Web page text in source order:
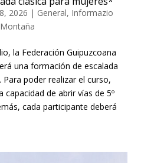
2026 | General, Informazio
la Federación Guipuzcoana
una formación de escalada
poder realizar el curso,
capacidad de abrir vías de 5º
cada participante deberá